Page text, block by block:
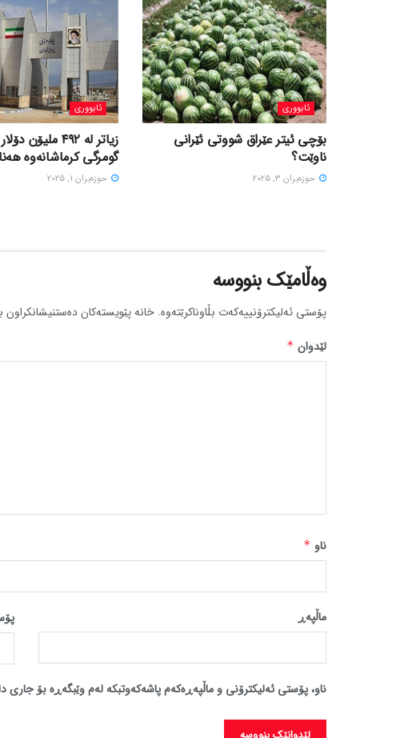
ئابووری
بۆچی ئیتر عێراق شووتی ئێرانی
ناوێت؟
حوزه‌یران 3, 2025
ئابووری
زیاتر لە ٤٩٢ ملیۆن
گومرگی کرماشانەوە
حوزه‌یران 1, 2025
وەڵامێک بنووسە
پۆستی ئەلیکترۆنییەکەت بڵاوناکرێتەوە. خانە پێویستەکان دەستنیشانکراون
لێدوان *
ناو *
ماڵپه‌ڕ
ناو، پۆستی ئەلیکترۆنی و ماڵپەڕەکەم پاشەکەوتبکە لەم وێبگەڕە بۆ جاری